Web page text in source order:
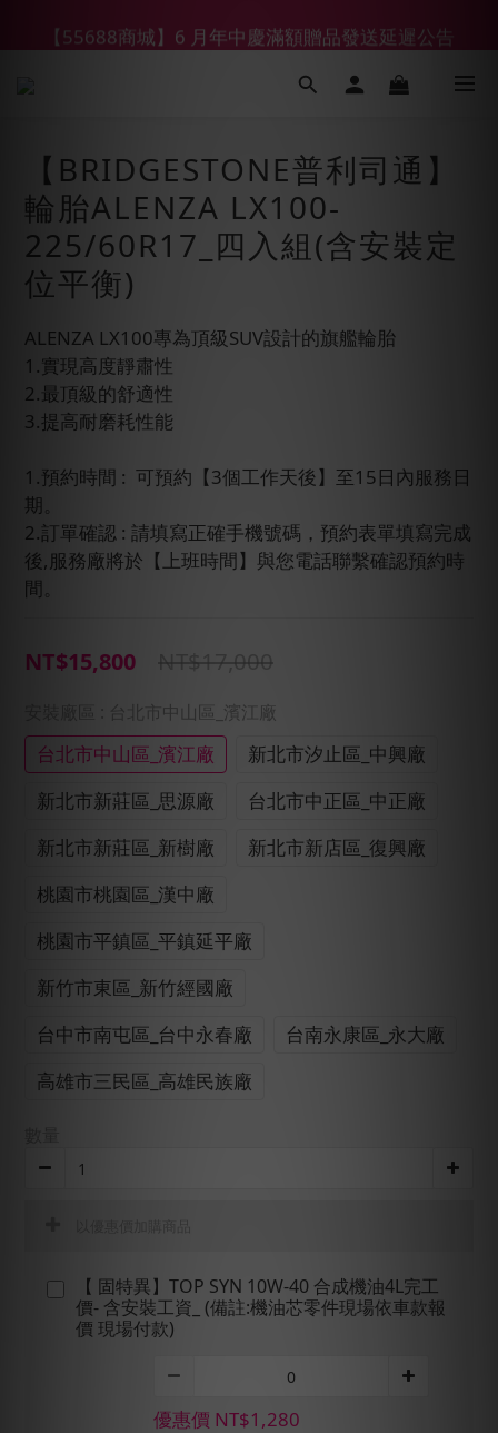
【鑽石熊/金熊新客首購限定】優惠搭車金
【55688商城】6 月年中慶滿額贈品發送延遲公告
【鑽石熊/金熊新客首購限定】優惠搭車金
【BRIDGESTONE普利司通】
輪胎ALENZA LX100-
225/60R17_四入組(含安裝定
位平衡)
ALENZA LX100專為頂級SUV設計的旗艦輪胎
1.實現高度靜肅性
2.最頂級的舒適性
3.提高耐磨耗性能
1.預約時間 :  可預約【3個工作天後】至15日內服務日
期。
2.訂單確認 : 請填寫正確手機號碼，預約表單填寫完成
後,服務廠將於【上班時間】與您電話聯繫確認預約時
間。
NT$15,800 NT$17,000
: 台北市中山區_濱江廠
台北市中山區_濱江廠
新北市汐止區_中興廠
新北市新莊區_思源廠
台北市中正區_中正廠
新北市新莊區_新樹廠
新北市新店區_復興廠
桃園市桃園區_漢中廠
桃園市平鎮區_平鎮延平廠
新竹市東區_新竹經國廠
台中市南屯區_台中永春廠
台南永康區_永大廠
高雄市三民區_高雄民族廠
【 固特異】TOP SYN 10W-40 合成機油4L完工
價- 含安裝工資_ (備註:機油芯零件現場依車款報
價 現場付款)
優惠價 NT$1,280